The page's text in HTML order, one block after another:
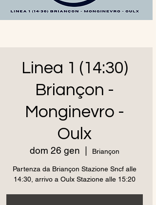
Linea 1 (14:30)
Briançon -
Monginevro -
Oulx
dom 26 gen Briançon
Partenza da Briançon Stazione Sncf alle
14:30, arrivo a Oulx Stazione alle 15:20